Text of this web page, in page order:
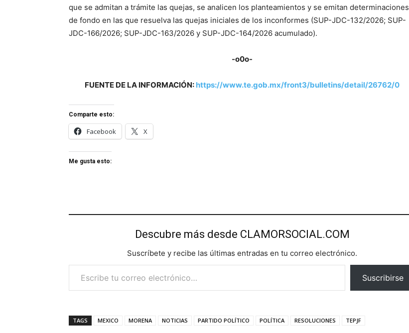
que se admitan a trámite las quejas, se analicen los planteamientos y se emitan determinaciones
de fondo en las que resuelva las quejas iniciales de los inconformes (SUP-JDC-132/2026; SUP-
JDC-166/2026; SUP-JDC-163/2026 y SUP-JDC-164/2026 acumulado).
-o0o-
FUENTE DE LA INFORMACIÓN: https://www.te.gob.mx/front3/bulletins/detail/26762/0
Comparte esto:
Facebook X
Me gusta esto:
Descubre más desde CLAMORSOCIAL.COM
Suscríbete y recibe las últimas entradas en tu correo electrónico.
Escribe tu correo electrónico…
Suscribirse
TAGS MEXICO MORENA NOTICIAS PARTIDO POLÍTICO POLÍTICA RESOLUCIONES TEPJF